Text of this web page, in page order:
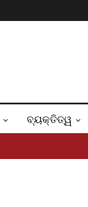
ବ୍ୟକ୍ତିତ୍ୱ